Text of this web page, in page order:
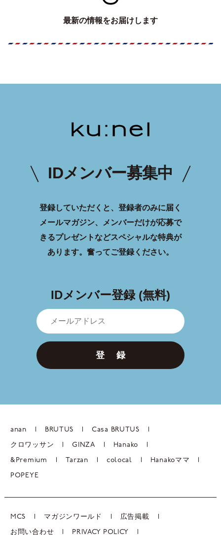
最新の情報をお届けします
IDメンバー募集中
登録していただくと、登録者のみに届く
メールマガジン、メンバーだけが応募で
きるプレゼントなどスペシャルな特典が
あります。 奮ってご登録ください。
IDメンバー登録 (無料)
登 録
anan BRUTUS Casa BRUTUS
クロワッサン GINZA Hanako
&Premium Tarzan colocal Hanakoママ
POPEYE
MCS マガジンワールド 広告掲載
お問い合わせ PRIVACY POLICY